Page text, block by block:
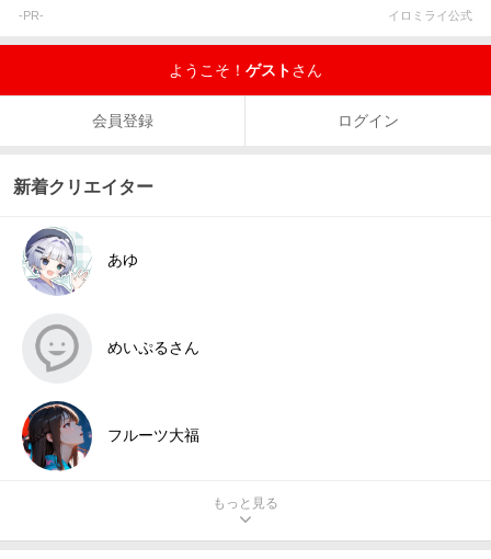
ています。
-PR- イロミライ公式
ようこそ！ ゲストさん
会員登録 ログイン
新着クリエイター
あゆ
めいぷるさん
フルーツ大福
もっと見る